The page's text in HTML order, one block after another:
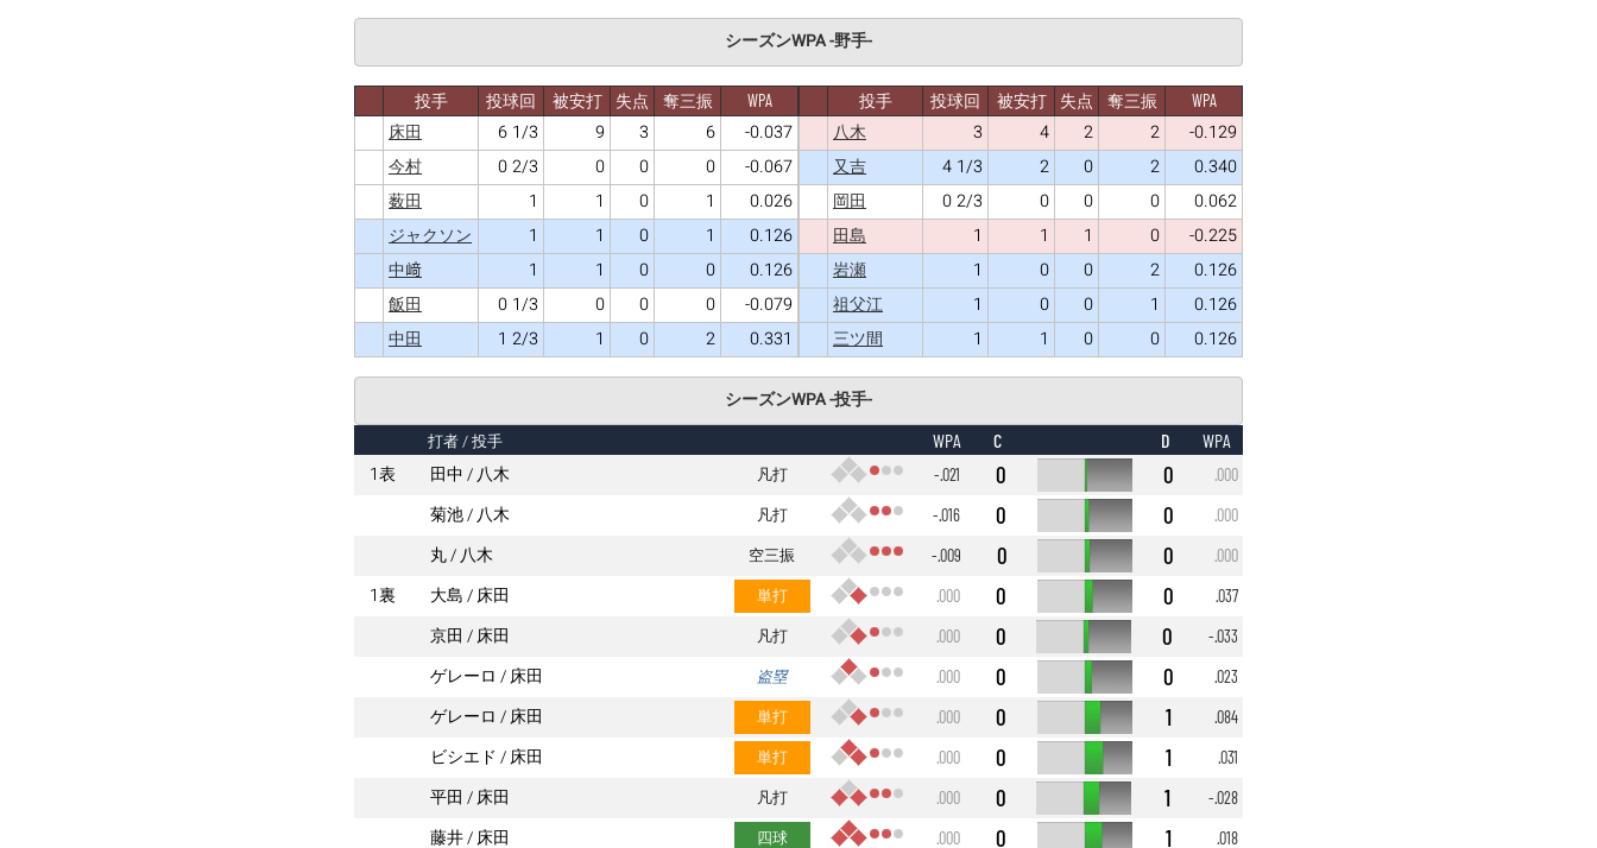
シーズンWPA -野手-
投手 投球回 被安打 失点 奪三振 WPA
床田 6 1/3 9 3 6 -0.037
今村 0 2/3 0 0 0 -0.067
薮田 1 1 0 1 0.026
ジャクソン 1 1 0 1 0.126
中﨑 1 1 0 0 0.126
飯田 0 1/3 0 0 0 -0.079
中田 1 2/3 1 0 2 0.331
投手 投球回 被安打 失点 奪三振 WPA
八木 3 4 2 2 -0.129
又吉 4 1/3 2 0 2 0.340
岡田 0 2/3 0 0 0 0.062
田島 1 1 1 0 -0.225
岩瀬 1 0 0 2 0.126
祖父江 1 0 0 1 0.126
三ツ間 1 1 0 0 0.126
シーズンWPA -投手-
打者/ 投手 WPA C D WPA
1表 田中 八木 凡打 -.021 0 0 .000
菊池 八木 凡打 -.016 0 0 .000
丸 八木 空三振 -.009 0 0 .000
1裏 大島 床田 単打 .000 0 0 .037
京田 床田 凡打 .000 0 0 -.033
ゲレーロ 床田 盗塁 .000 0 0 .023
ゲレーロ 床田 単打 .000 0 1 .084
ビシエド 床田 単打 .000 0 1 .031
平田 床田 凡打 .000 0 1 -.028
藤井 床田 四球 .000 0 1 .018